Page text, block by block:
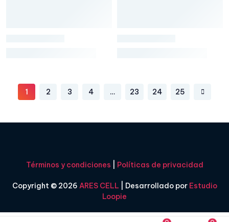
1 2 3 4 … 23 24 25
Términos y condiciones Políticas de privacidad
Copyright © 2026 ARES CELL | Desarrollado por Estudio
Loopie